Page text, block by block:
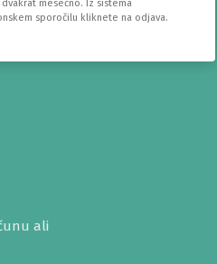
mesečno. Iz sistema
sporočilu kliknete na odjava.
ali